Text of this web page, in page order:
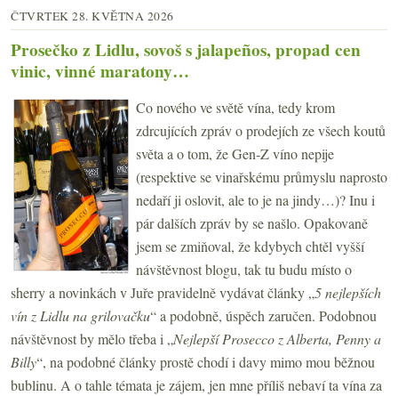
ČTVRTEK 28. KVĚTNA 2026
Prosečko z Lidlu, sovoš s jalapeños, propad cen
vinic, vinné maratony…
Co nového ve světě vína, tedy krom
zdrcujících zpráv o prodejích ze všech koutů
světa a o tom, že Gen-Z víno nepije
(respektive se vinařskému průmyslu naprosto
nedaří ji oslovit, ale to je na jindy…)? Inu i
pár dalších zpráv by se našlo. Opakovaně
jsem se zmiňoval, že kdybych chtěl vyšší
návštěvnost blogu, tak tu budu místo o
sherry a novinkách v Juře pravidelně vydávat články „5 nejlepších
vín z Lidlu na grilovačku“ a podobně, úspěch zaručen. Podobnou
návštěvnost by mělo třeba i „Nejlepší Prosecco z Alberta, Penny a
Billy“, na podobné články prostě chodí i davy mimo mou běžnou
bublinu. A o tahle témata je zájem, jen mne příliš nebaví ta vína za